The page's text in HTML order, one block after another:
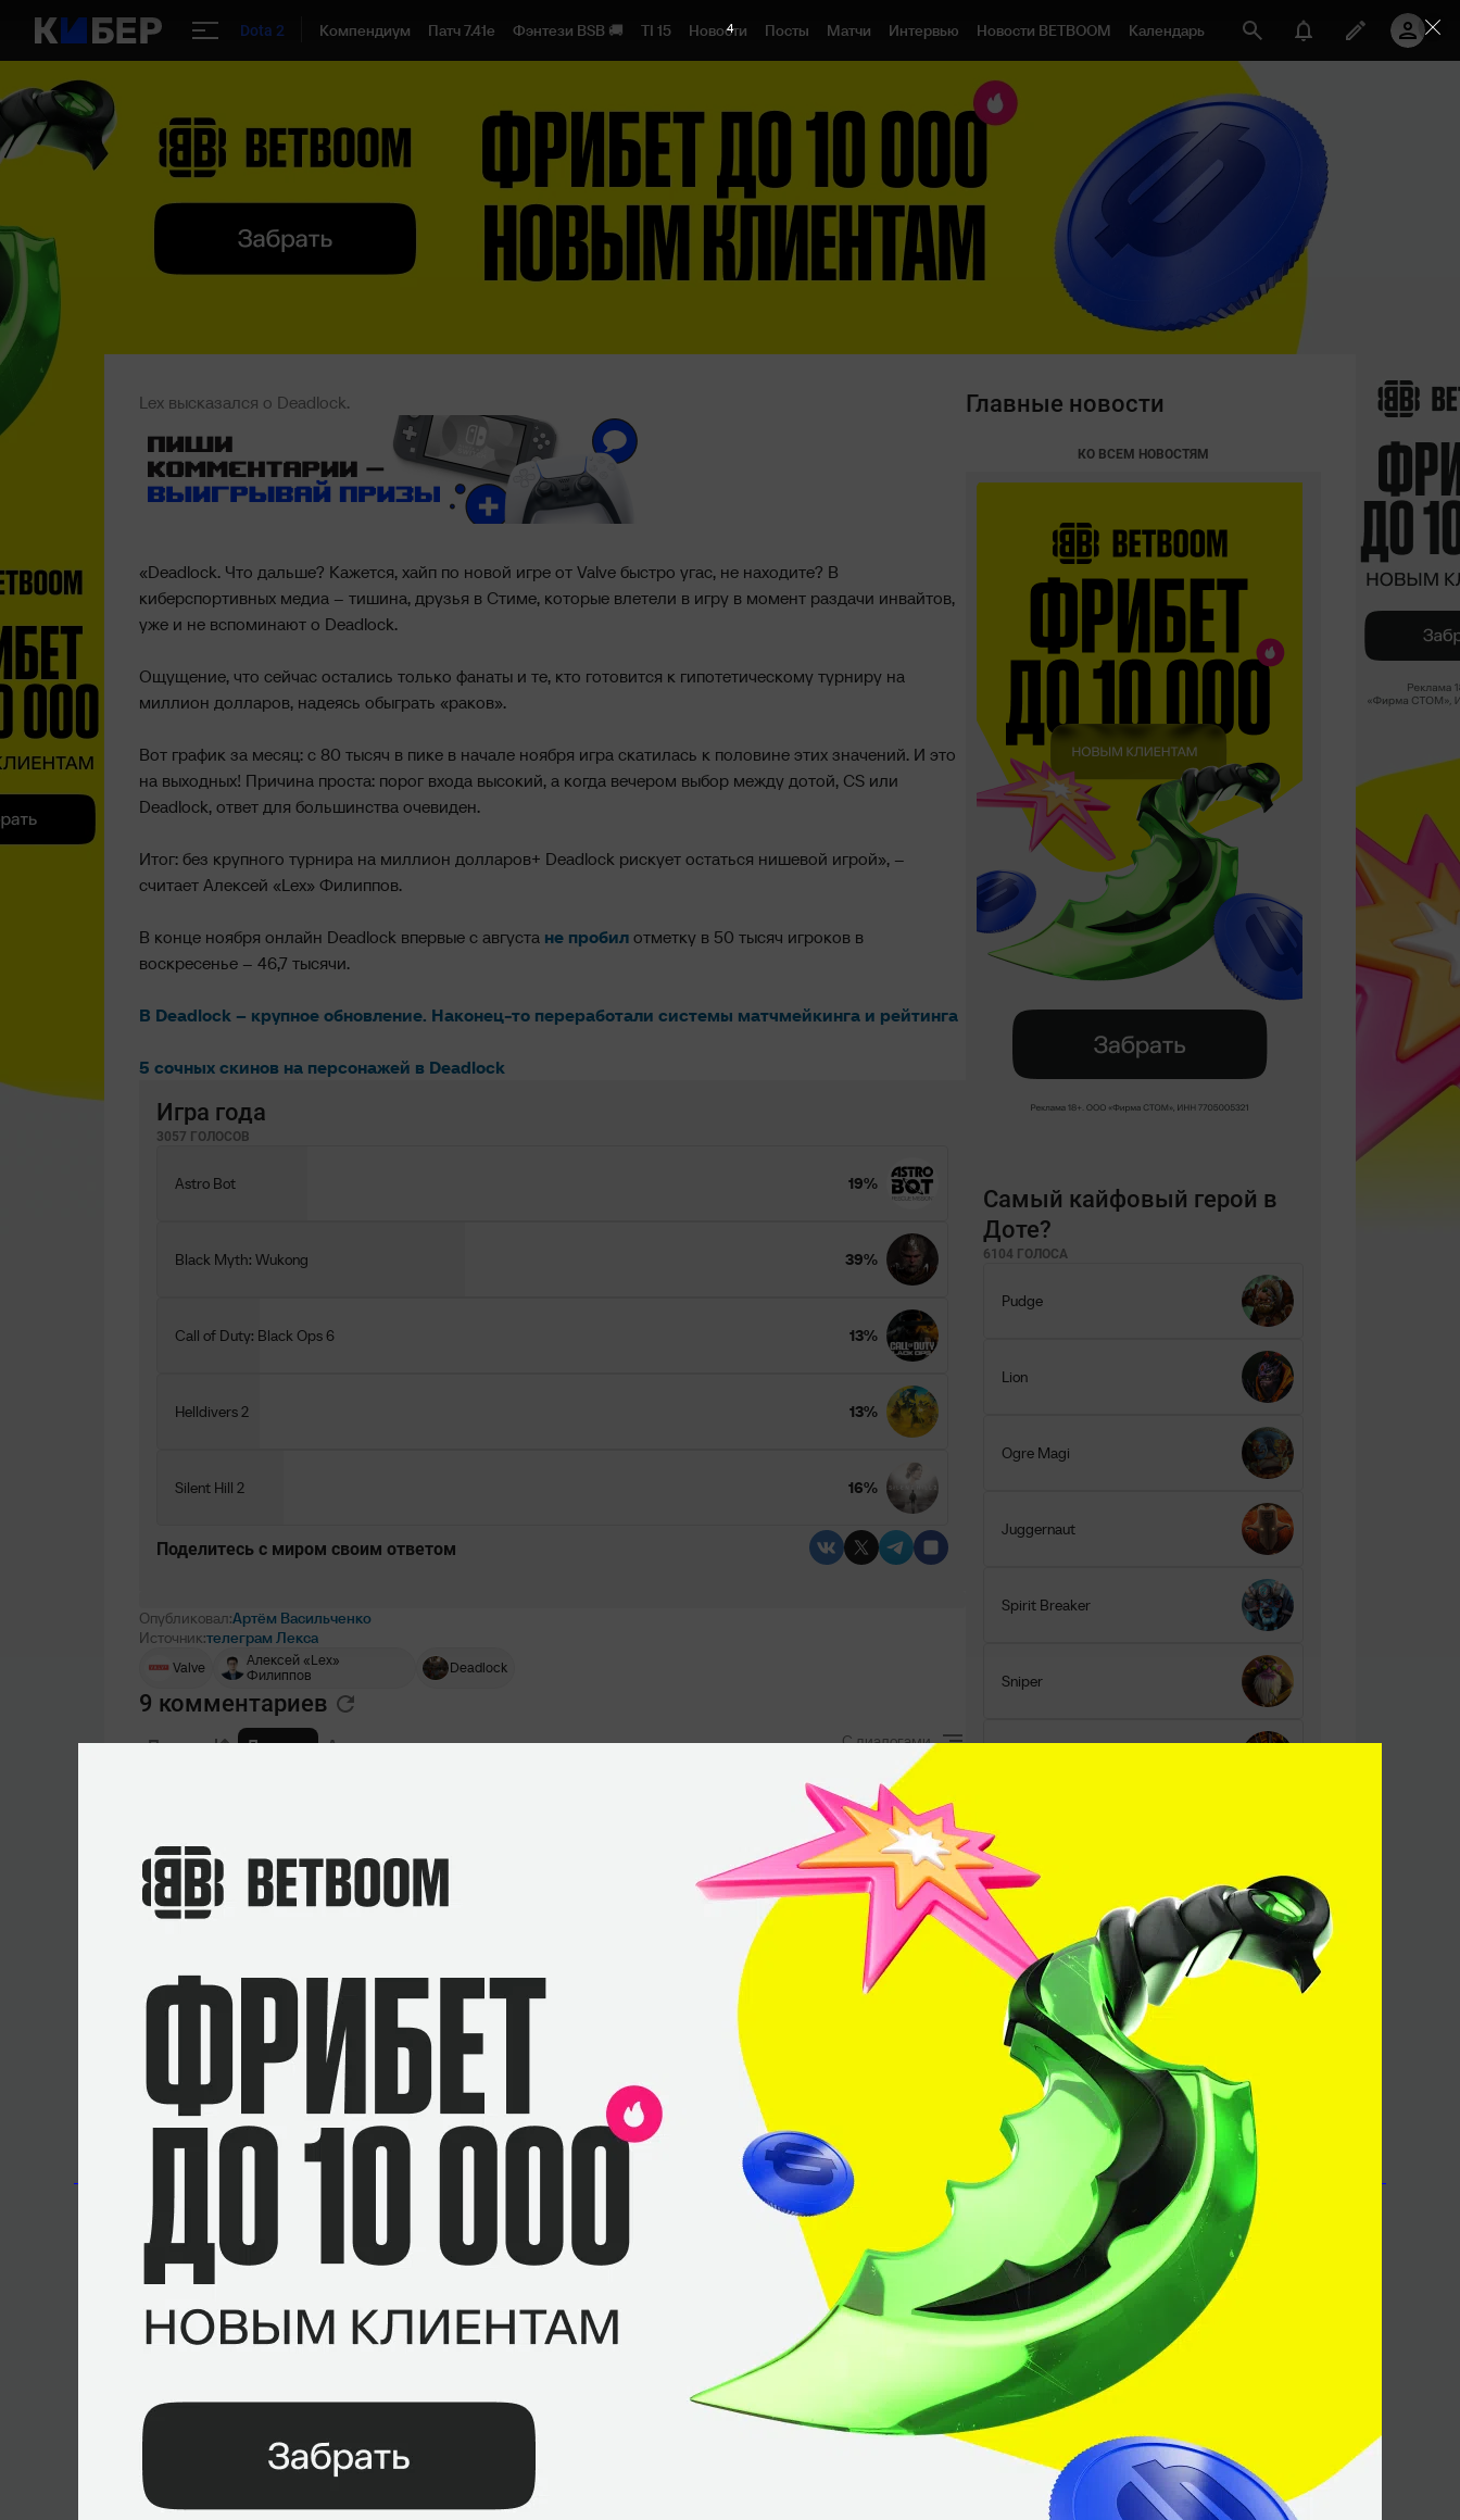
Dota 2 Компендиум Патч 7.41e Фэнтези BSB 🚚 TI 15 Новости Посты Матчи Интервью Новости BETBOOM Календарь
Lex высказался о Deadlock.
«Deadlock. Что дальше? Кажется, хайп по новой игре от Valve быстро угас, не находите? В
киберспортивных медиа – тишина, друзья в Стиме, которые влетели в игру в момент раздачи инвайтов,
уже и не вспоминают о Deadlock.
Ощущение, что сейчас остались только фанаты и те, кто готовится к гипотетическому турниру на
миллион долларов, надеясь обыграть «раков».
Вот график за месяц: с 80 тысяч в пике в начале ноября игра скатилась к половине этих значений. И это
на выходных! Причина проста: порог входа высокий, а когда вечером выбор между дотой, CS или
Deadlock, ответ для большинства очевиден.
Итог: без крупного турнира на миллион долларов+ Deadlock рискует остаться нишевой игрой», –
считает Алексей «Lex» Филиппов.
В конце ноября онлайн Deadlock впервые с августа не пробил отметку в 50 тысяч игроков в
воскресенье – 46,7 тысячи.
В Deadlock – крупное обновление. Наконец-то переработали системы матчмейкинга и рейтинга
5 сочных скинов на персонажей в Deadlock
Игра года
3057 ГОЛОСОВ
Astro Bot 19%
Black Myth: Wukong 39%
Call of Duty: Black Ops 6 13%
Helldivers 2 13%
Silent Hill 2 16%
Поделитесь c миром своим ответом
Опубликовал:Артём Васильченко
Источник:телеграм Лекса
Valve
Алексей «Lex»
Филиппов
Deadlock
9 комментариев
По дате Лучшие Актуальные С диалогами
Бесплатная ставка!
Фрибет до 10 000 новым клиентам! Реклама. ООО Фирма «СТОМ» 18+
Игорь Николаевич
30 ноября 2024, 20:13
Она до сих пор по инвайтам только?
ОтветИгорь Николаевич
Она до сих пор по инвайтам только?
К сожалению, не знаю, месяц вроде назад ещё была по ним
1 декабря 2024, 08:17
Игорь Николаевич
Она до сих пор по инвайтам только?
Главные новости
КО ВСЕМ НОВОСТЯМ
Самый кайфовый герой в
Доте?
6104 ГОЛОСА
Pudge
Lion
Ogre Magi
Juggernaut
Spirit Breaker
Sniper
своим ответом
3